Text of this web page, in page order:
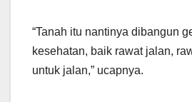
“Tanah itu nantinya dibangun
kesehatan, baik rawat jalan,
untuk jalan,” ucapnya.